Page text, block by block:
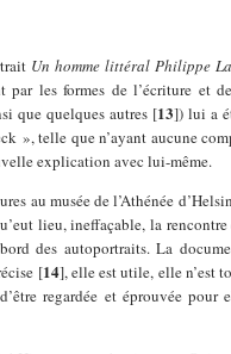
Un homme littéral Philippe
par les formes de l’écriture et
que quelques autres[13]) lui a
», telle que n’ayant aucune
explication avec lui-même.
au musée de l’Athénée
lieu, ineffaçable, la
des autoportraits. La
[14], elle est utile, elle n’est
regardée et éprouvée pour